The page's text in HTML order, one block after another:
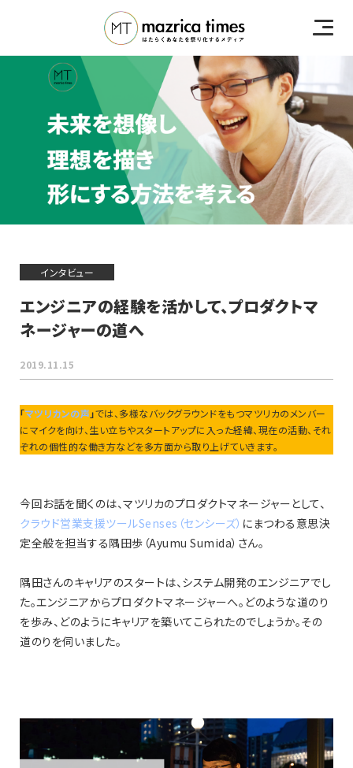
インタビュー
エンジニアの経験を活かして、プロダクトマ
ネージャーの道へ
2019.11.15
「マツリカンの声 」では、多様なバックグラウンドをもつマツリカのメンバー
にマイクを向け、生い立ちやスタートアップに入った経緯、現在の活動、それ
ぞれの個性的な働き方などを多方面から取り上げていきます。
今回お話を聞くのは、マツリカのプロダクトマネージャーとして、
クラウド営業支援ツールSenses（センシーズ） にまつわる意思決
定全般を担当する隅田歩（Ayumu Sumida）さん。
隅田さんのキャリアのスタートは、システム開発のエンジニアでし
た。エンジニアからプロダクトマネージャーへ。どのような道のり
を歩み、どのようにキャリアを築いてこられたのでしょうか。その
道のりを伺いました。